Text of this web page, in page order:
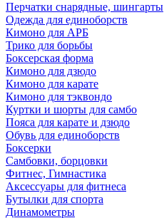
Перчатки снарядные, шингарты
Одежда для единоборств
Кимоно для АРБ
Трико для борьбы
Боксерская форма
Кимоно для дзюдо
Кимоно для карате
Кимоно для тэквондо
Куртки и шорты для самбо
Пояса для карате и дзюдо
Обувь для единоборств
Боксерки
Самбовки, борцовки
Фитнес, Гимнастика
Аксессуары для фитнеса
Бутылки для спорта
Динамометры